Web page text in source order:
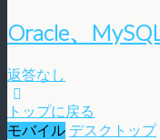
Oracle、
返答なし
トップに戻る
モバイル デスクトップ